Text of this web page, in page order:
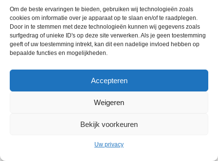
Om de beste ervaringen te bieden, gebruiken wij technologieën zoals
cookies om informatie over je apparaat op te slaan en/of te raadplegen.
Door in te stemmen met deze technologieën kunnen wij gegevens zoals
surfgedrag of unieke ID's op deze site verwerken. Als je geen toestemming
geeft of uw toestemming intrekt, kan dit een nadelige invloed hebben op
bepaalde functies en mogelijkheden.
Accepteren
Weigeren
Bekijk voorkeuren
Uw privacy
Deze
optie
kan
gekozen
worden
op
€ 8,75 € 56,95
€ 8,75
€ 56,95
incl. btw
© 2013 - 2026 De Duurzame Tuin KvK Gouda 29029262 - BTW nr
NL001968744B76 Hosting: